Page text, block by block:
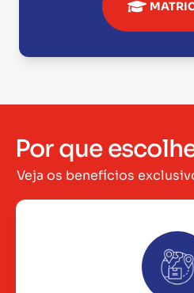
Por que
Veja os benefícios